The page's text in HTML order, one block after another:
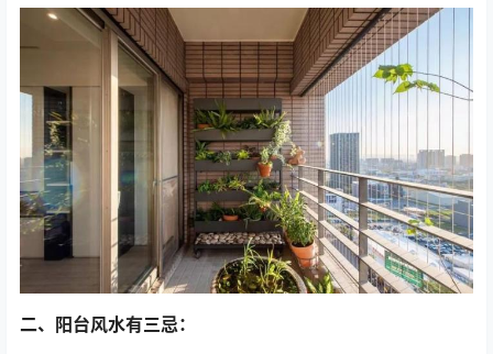
二、阳台风水有三忌：